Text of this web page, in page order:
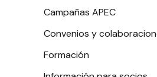
Campañas APEC
Convenios y
Formación